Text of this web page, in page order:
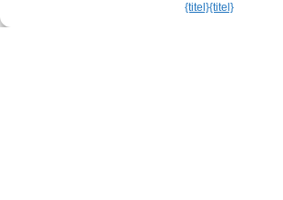
{titel}{titel}